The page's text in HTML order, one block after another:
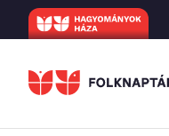
Ugrás
a